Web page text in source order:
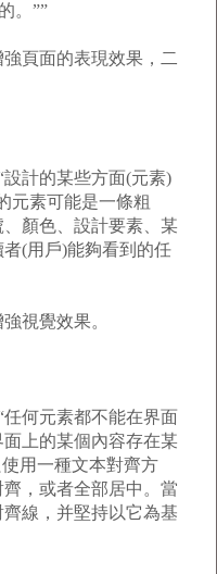
。””
頁面的表現效果，二
計的某些方面(元素)
元素可能是一條粗
顏色、設計要素、某
(用戶)能夠看到的任
視覺效果。
何元素都不能在界面
面上的某個內容存在某
用一種文本對齊方
，或者全部居中。當
線，并堅持以它為基